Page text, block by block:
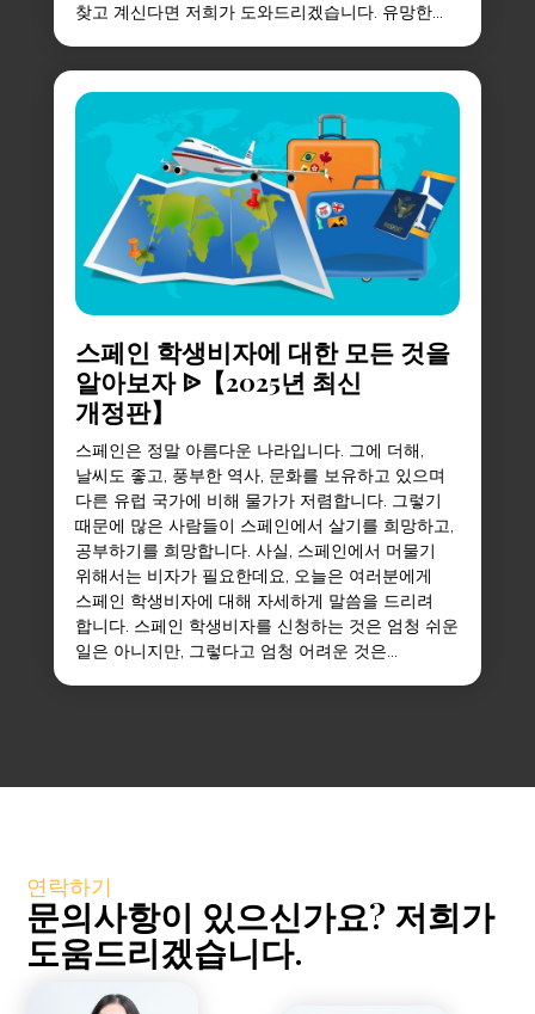
찾고 계신다면 저희가 도와드리겠습니다. 유망한...
스페인 학생비자에 대한 모든 것을
알아보자 ᐉ【2025년 최신
개정판】
스페인은 정말 아름다운 나라입니다. 그에 더해,
날씨도 좋고, 풍부한 역사, 문화를 보유하고 있으며
다른 유럽 국가에 비해 물가가 저렴합니다. 그렇기
때문에 많은 사람들이 스페인에서 살기를 희망하고,
공부하기를 희망합니다. 사실, 스페인에서 머물기
위해서는 비자가 필요한데요, 오늘은 여러분에게
스페인 학생비자에 대해 자세하게 말씀을 드리려
합니다. 스페인 학생비자를 신청하는 것은 엄청 쉬운
일은 아니지만, 그렇다고 엄청 어려운 것은...
연락하기
문의사항이 있으신가요? 저희가
도움드리겠습니다.